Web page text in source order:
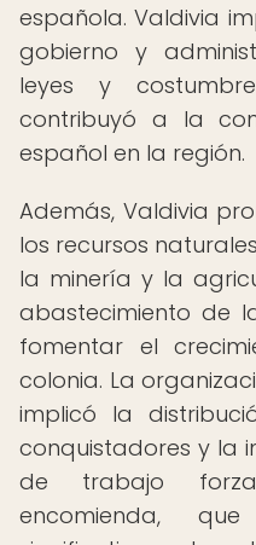
española. Valdivia
gobierno y
leyes y
contribuyó a la
español en la región.
Además, Valdivia
los recursos
la minería y la
abastecimiento de
fomentar el
colonia. La
implicó la
conquistadores y la
de trabajo
encomienda,